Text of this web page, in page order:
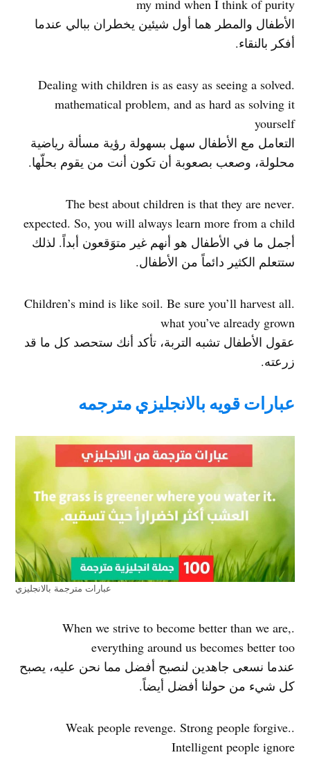
my mind when I think of purity
الأطفال والمطر هما أول شيئين يخطران ببالي عندما
أفكر بالنقاء.
.Dealing with children is as easy as seeing a solved
mathematical problem, and as hard as solving it
yourself
التعامل مع الأطفال سهل بسهولة رؤية مسألة رياضية
محلولة، وصعب بصعوبة أن تكون أنت من يقوم بحلّها.
.The best about children is that they are never
expected. So, you will always learn more from a child
أجمل ما في الأطفال هو أنهم غير متوَقعون أبداً. لذلك
ستتعلم الكثير دائماً من الأطفال.
.Children’s mind is like soil. Be sure you’ll harvest all
what you’ve already grown
عقول الأطفال تشبه التربة، تأكد أنك ستحصد كل ما قد
زرعته.
عبارات قويه بالانجليزي مترجمه
عبارات مترجمة بالانجليزي
.When we strive to become better than we are,
everything around us becomes better too
عندما نسعى جاهدين لنصبح أفضل مما نحن عليه، يصبح
كل شيء من حولنا أفضل أيضاً.
.Weak people revenge. Strong people forgive.
Intelligent people ignore